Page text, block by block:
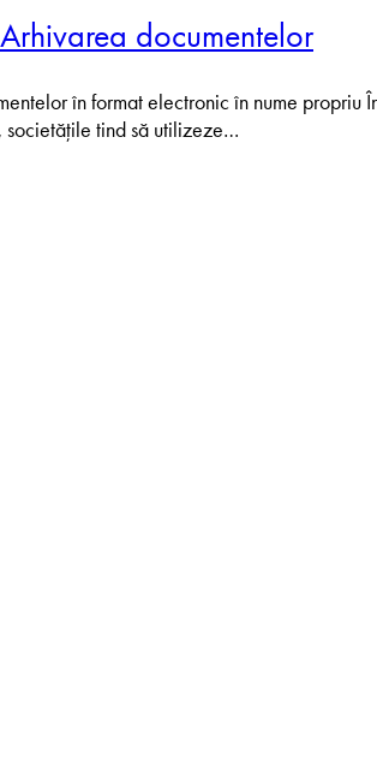
documentelor
în format electronic în nume propriu
societățile tind să utilizeze…